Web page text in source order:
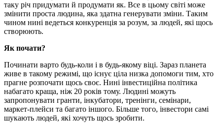
таку річ придумати й продумати як. Все в цьому світі може
змінити проста людина, яка здатна генерувати зміни. Таким
чином нині ведеться конкуренція за розум, за людей, які щось
створюють.
Як почати?
Починати варто будь-коли і в будь-якому віці. Зараз планета
живе в такому режимі, що існує ціла низка допомоги тим, хто
прагне розпочати щось своє. Нині інвестиційна політика
набагато краща, ніж 20 років тому. Людині можуть
запропонувати гранти, інкубатори, тренінги, семінари,
маркет-плейси та багато іншого. Більше того, інвестори самі
шукають людей, які хочуть щось зробити.